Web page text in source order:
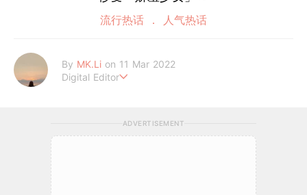
流行热话 人气热话
By MK.Li on 11 Mar 2022
Digital Editor
筛选和编辑信息，使内容更具吸引力和影响力。为GirlStyle MY 读
者带来全面且优质的内容体验，让她们能够获取到最新、有趣且具
启发性的资讯，满足其对多元化话题的需求。
ADVERTISEMENT